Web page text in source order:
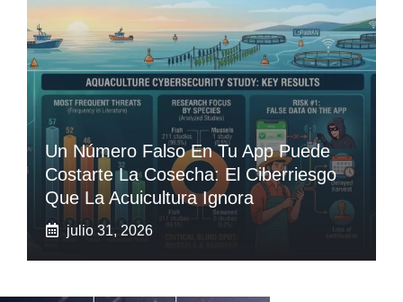
Un Número Falso En Tu App Puede
Costarte La Cosecha: El Ciberriesgo
Que La Acuicultura Ignora
julio 31, 2026